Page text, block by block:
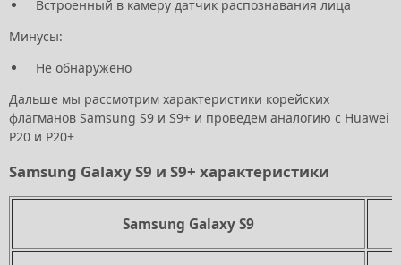
Встроенный в камеру датчик распознавания лица
Минусы:
Не обнаружено
Дальше мы рассмотрим характеристики корейских
флагманов Samsung S9 и S9+ и проведем аналогию с Huawei
P20 и P20+
Samsung Galaxy S9 и S9+ характеристики
Samsung Galaxy S9